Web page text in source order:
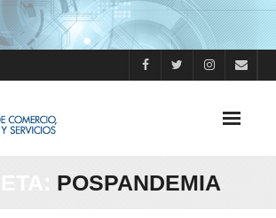
POSPANDEMIA